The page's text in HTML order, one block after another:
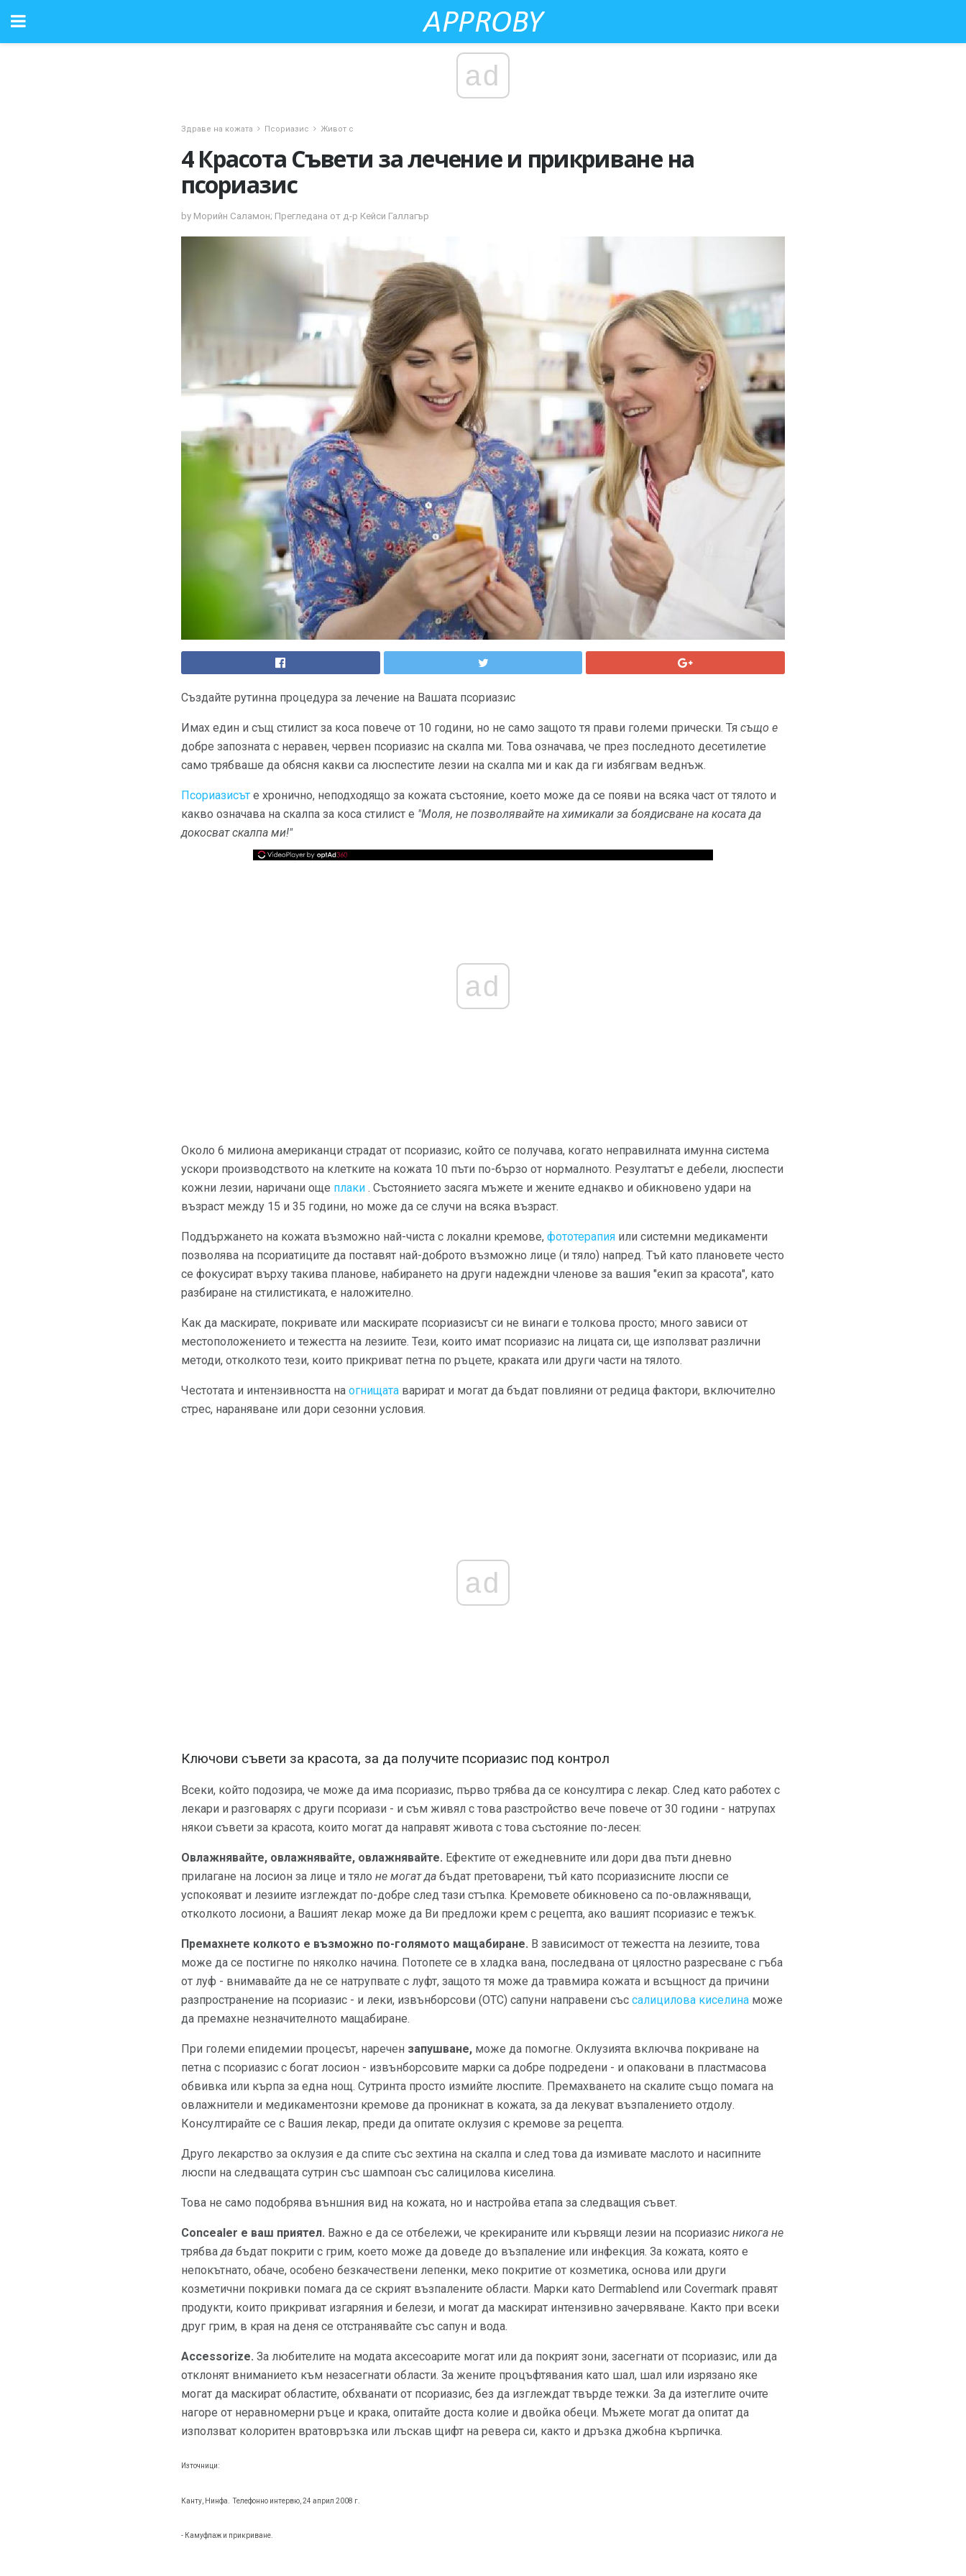
ad
Здраве на кожата Псориазис Живот с
4 Красота Съвети за лечение и прикриване на
псориазис
by Морийн Саламон; Прегледана от д-р Кейси Галлагър
Създайте рутинна процедура за лечение на Вашата псориазис
Имах един и същ стилист за коса повече от 10 години, но не само защото тя прави големи прически. Тя също е
добре запозната с неравен, червен псориазис на скалпа ми. Това означава, че през последното десетилетие
само трябваше да обясня какви са люспестите лезии на скалпа ми и как да ги избягвам веднъж.
Псориазисът е хронично, неподходящо за кожата състояние, което може да се появи на всяка част от тялото и
какво означава на скалпа за коса стилист е "Моля, не позволявайте на химикали за боядисване на косата да
докосват скалпа ми!"
ad
Около 6 милиона американци страдат от псориазис, който се получава, когато неправилната имунна система
ускори производството на клетките на кожата 10 пъти по-бързо от нормалното. Резултатът е дебели, люспести
кожни лезии, наричани още плаки . Състоянието засяга мъжете и жените еднакво и обикновено удари на
възраст между 15 и 35 години, но може да се случи на всяка възраст.
Поддържането на кожата възможно най-чиста с локални кремове, фототерапия или системни медикаменти
позволява на псориатиците да поставят най-доброто възможно лице (и тяло) напред. Тъй като плановете често
се фокусират върху такива планове, набирането на други надеждни членове за вашия "екип за красота", като
разбиране на стилистиката, е наложително.
Как да маскирате, покривате или маскирате псориазисът си не винаги е толкова просто; много зависи от
местоположението и тежестта на лезиите. Тези, които имат псориазис на лицата си, ще използват различни
методи, отколкото тези, които прикриват петна по ръцете, краката или други части на тялото.
Честотата и интензивността на огнищата варират и могат да бъдат повлияни от редица фактори, включително
стрес, нараняване или дори сезонни условия.
ad
Ключови съвети за красота, за да получите псориазис под контрол
Всеки, който подозира, че може да има псориазис, първо трябва да се консултира с лекар. След като работех с
лекари и разговарях с други псориази - и съм живял с това разстройство вече повече от 30 години - натрупах
някои съвети за красота, които могат да направят живота с това състояние по-лесен:
Овлажнявайте, овлажнявайте, овлажнявайте. Ефектите от ежедневните или дори два пъти дневно
прилагане на лосион за лице и тяло не могат да бъдат претоварени, тъй като псориазисните люспи се
успокояват и лезиите изглеждат по-добре след тази стъпка. Кремовете обикновено са по-овлажняващи,
отколкото лосиони, а Вашият лекар може да Ви предложи крем с рецепта, ако вашият псориазис е тежък.
Премахнете колкото е възможно по-голямото мащабиране. В зависимост от тежестта на лезиите, това
може да се постигне по няколко начина. Потопете се в хладка вана, последвана от цялостно разресване с гъба
от луф - внимавайте да не се натрупвате с луфт, защото тя може да травмира кожата и всъщност да причини
разпространение на псориазис - и леки, извънборсови (OTC) сапуни направени със салицилова киселина може
да премахне незначителното мащабиране.
При големи епидемии процесът, наречен запушване, може да помогне. Оклузията включва покриване на
петна с псориазис с богат лосион - извънборсовите марки са добре подредени - и опаковани в пластмасова
обвивка или кърпа за една нощ. Сутринта просто измийте люспите. Премахването на скалите също помага на
овлажнители и медикаментозни кремове да проникнат в кожата, за да лекуват възпалението отдолу.
Консултирайте се с Вашия лекар, преди да опитате оклузия с кремове за рецепта.
Друго лекарство за оклузия е да спите със зехтина на скалпа и след това да измивате маслото и насипните
люспи на следващата сутрин със шампоан със салицилова киселина.
Това не само подобрява външния вид на кожата, но и настройва етапа за следващия съвет.
Concealer е ваш приятел. Важно е да се отбележи, че крекираните или кървящи лезии на псориазис никога не
трябвада бъдат покрити с грим, което може да доведе до възпаление или инфекция. За кожата, която е
непокътнато, обаче, особено безкачествени лепенки, меко покритие от козметика, основа или други
козметични покривки помага да се скрият възпалените области. Марки като Dermablend или Covermark правят
продукти, които прикриват изгаряния и белези, и могат да маскират интензивно зачервяване. Както при всеки
друг грим, в края на деня се отстранявайте със сапун и вода.
Accessorize. За любителите на модата аксесоарите могат или да покрият зони, засегнати от псориазис, или да
отклонят вниманието към незасегнати области. За жените процъфтявания като шал, шал или изрязано яке
могат да маскират областите, обхванати от псориазис, без да изглеждат твърде тежки. За да изтеглите очите
нагоре от неравномерни ръце и крака, опитайте доста колие и двойка обеци. Мъжете могат да опитат да
използват колоритен вратовръзка или лъскав щифт на ревера си, както и дръзка джобна кърпичка.
Източници:
Канту, Нинфа. Телефонно интервю, 24 април 2008 г.
- Камуфлаж и прикриване.